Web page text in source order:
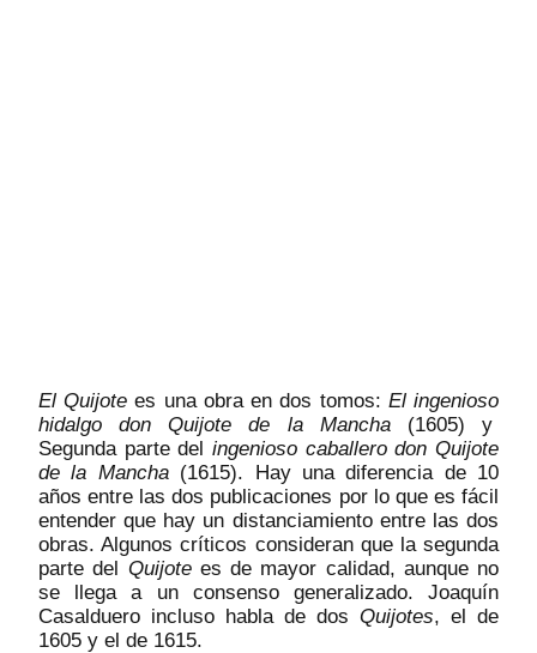
El Quijotees una obra en dos tomos: El ingenioso
hidalgo don Quijote de la Mancha (1605) y
Segunda parte del ingenioso caballero don Quijote
de la Mancha(1615). Hay una diferencia de 10
años entre las dos publicaciones por lo que es fácil
entender que hay un distanciamiento entre las dos
obras. Algunos críticos consideran que la segunda
parte del Quijotees de mayor calidad, aunque no
se llega a un consenso generalizado. Joaquín
Casalduero incluso habla de dos Quijotes, el de
1605 y el de 1615.